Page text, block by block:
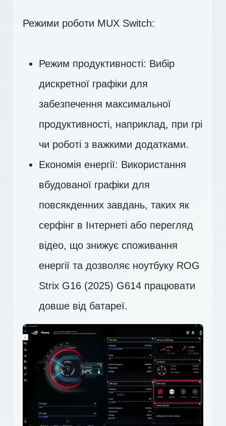
Режими роботи MUX Switch:
Режим продуктивності: Вибір
дискретної графіки для
забезпечення максимальної
продуктивності, наприклад, при грі
чи роботі з важкими додатками.
Економія енергії: Використання
вбудованої графіки для
повсякденних завдань, таких як
серфінг в Інтернеті або перегляд
відео, що знижує споживання
енергії та дозволяє ноутбуку ROG
Strix G16 (2025) G614 працювати
довше від батареї.